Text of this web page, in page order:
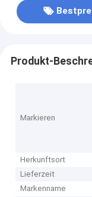
Produkt-
Markieren
Herkunftsort
Lieferzeit
Markenname